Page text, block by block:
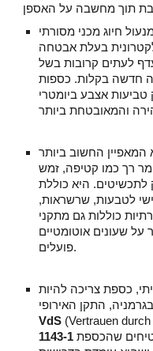
חיוג מכני מסורתי
בעלת אבטחה
לעתים קרובות בשל
חדשה בקלות. כספות
טביעות אצבע ביומטרי
החשוב ביותר
רך כמו קטיפה, זמש
לתכשיטים. היא כוללת
לטבעות, שרשראות,
כוללות גם מתקני
על שעונים אוטומטיים
פועלים.
כספת צריכה להיות
התקן האירופי
VdS
1143-1 הם תקני הזהב. אישורים אלה מבטיחים שהכספת